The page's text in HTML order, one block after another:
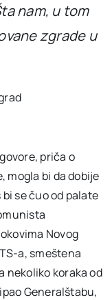
nam, u tom
zgrade u
priča o
mogla bi da dobije
se čuo od palate
Novog
a, smeštena
nekoliko koraka od
Generalštabu,